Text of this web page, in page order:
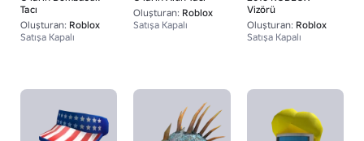
Tacı
Oluşturan: Roblox
Satışa Kapalı
Oluşturan: Roblox
Satışa Kapalı
Vizörü
Oluşturan: Roblox
Satışa Kapalı